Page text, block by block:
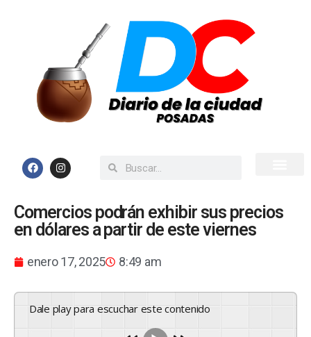
Comercios podrán exhibir sus precios
en dólares a partir de este viernes
enero 17, 2025 8:49 am
Dale play para escuchar este contenido